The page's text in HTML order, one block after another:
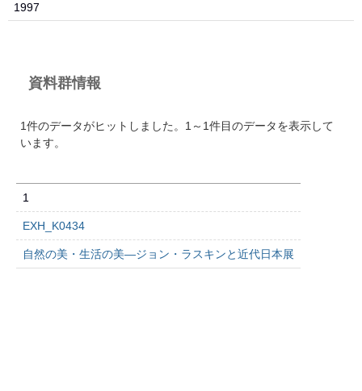
1997
資料群情報
1件のデータがヒットしました。1～1件目のデータを表示して
います。
1
EXH_K0434
自然の美・生活の美―ジョン・ラスキンと近代日本展